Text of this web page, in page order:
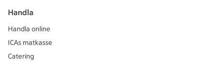
Handla
Handla online
ICAs matkasse
Catering